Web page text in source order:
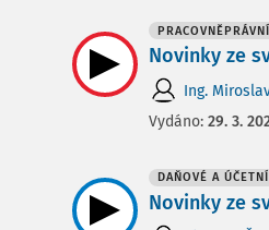
Novinky ze
Ing.
Vydáno: 29. 3.
DAŇOVÉ A
Novinky ze